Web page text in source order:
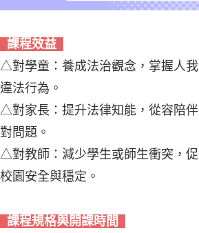
課程效益
△對學童：養成法治觀念，掌握人
違法行為。
△對家長：提升法律知能，從容陪
對問題。
△對教師：減少學生或師生衝突，
校園安全與穩定。
課程規格與開課時間